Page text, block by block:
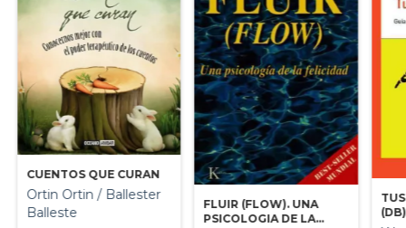
CUENTOS QUE CURAN
Ortin Ortin / Ballester
Balleste
FLUIR (FLOW). UNA
PSICOLOGIA DE LA
(DB)